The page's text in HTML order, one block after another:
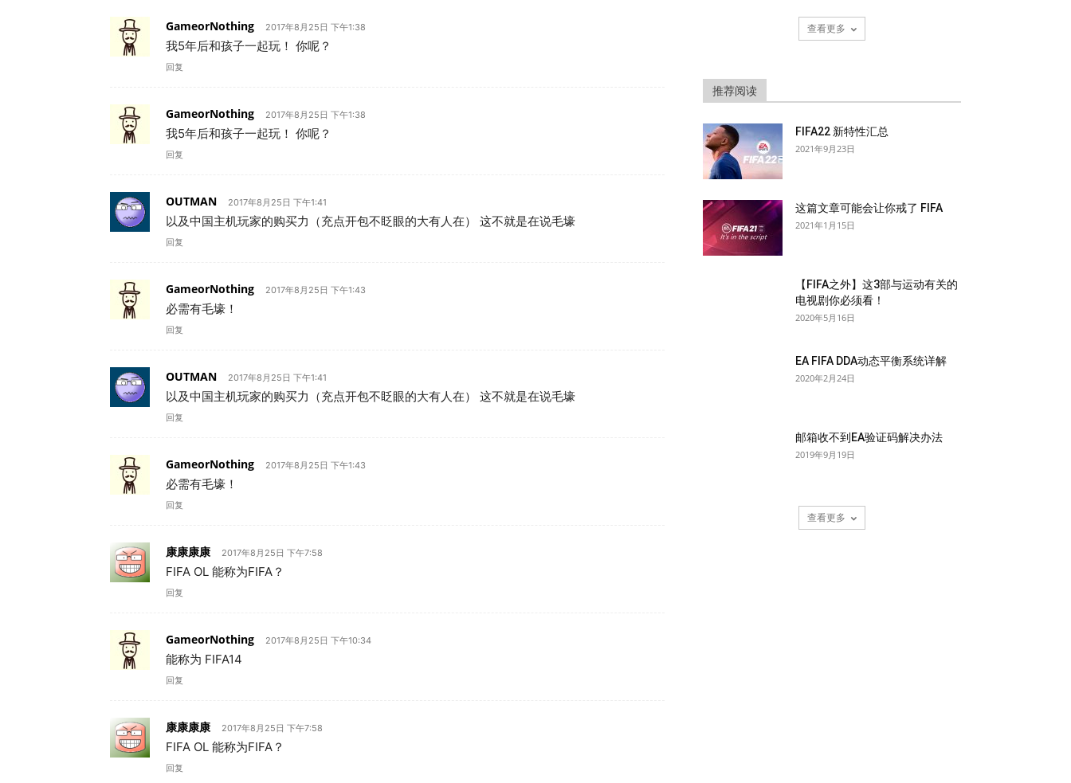
GameorNothing 2017年8月25日 下午1:38
我5年后和孩子一起玩！ 你呢？
回复
GameorNothing 2017年8月25日 下午1:38
我5年后和孩子一起玩！ 你呢？
回复
OUTMAN 2017年8月25日 下午1:41
以及中国主机玩家的购买力（充点开包不眨眼的大有人在） 这不就是在说毛壕
回复
GameorNothing 2017年8月25日 下午1:43
必需有毛壕！
回复
OUTMAN 2017年8月25日 下午1:41
以及中国主机玩家的购买力（充点开包不眨眼的大有人在） 这不就是在说毛壕
回复
GameorNothing 2017年8月25日 下午1:43
必需有毛壕！
回复
康康康康 2017年8月25日 下午7:58
FIFA OL 能称为FIFA？
回复
GameorNothing 2017年8月25日 下午10:34
能称为 FIFA14
回复
康康康康 2017年8月25日 下午7:58
FIFA OL 能称为FIFA？
回复
查看更多
推荐阅读
FIFA22 新特性汇总
2021年9月23日
这篇文章可能会让你戒了 FIFA
2021年1月15日
【FIFA之外】这3部与运动有关的
电视剧你必须看！
2020年5月16日
EA FIFA DDA动态平衡系统详解
2020年2月24日
邮箱收不到EA验证码解决办法
2019年9月19日
查看更多